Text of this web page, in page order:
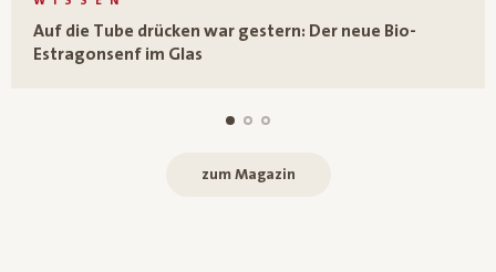
Auf die Tube drücken war gestern: Der neue Bio-
Estragonsenf im Glas
zum Magazin